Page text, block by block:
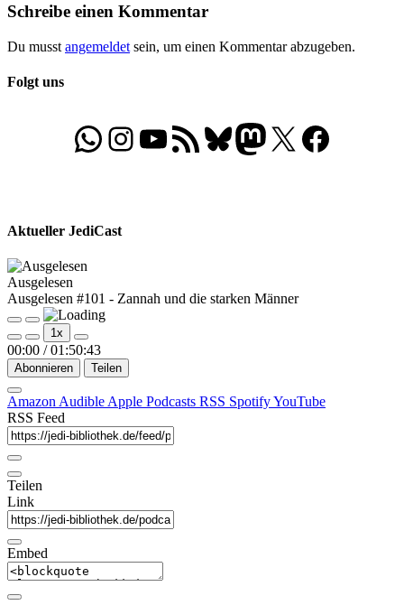
Schreibe einen Kommentar
Du musst angemeldet sein, um einen Kommentar abzugeben.
Folgt uns
WhatsApp
Folgt uns auf Instagram
Besucht unseren YouTube-Kanal
RSS-FeedBluesky
Folgt uns auf Mastodon
X Folgt uns auf
Aktueller JediCast
Ausgelesen
Ausgelesen #101 - Zannah und die starken Männer
Play
Episode
Pause
Episode
1x
00:00 / 01:50:43
Abonnieren Teilen
AmazonAudibleApple Podcasts RSS SpotifyYouTube
RSS Feed
Teilen
Link
Embed